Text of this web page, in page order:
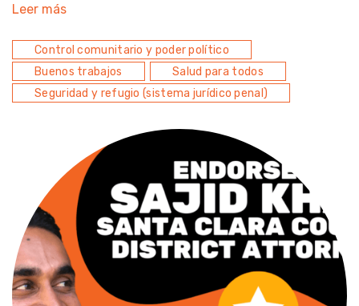
Leer más
Control comunitario y poder político
Buenos trabajos
Salud para todos
Seguridad y refugio (sistema jurídico penal)